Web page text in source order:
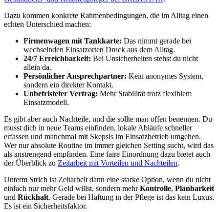
Dazu kommen konkrete Rahmenbedingungen, die im Alltag einen
echten Unterschied machen:
Firmenwagen mit Tankkarte: Das nimmt gerade bei
wechselnden Einsatzorten Druck aus dem Alltag.
24/7 Erreichbarkeit: Bei Unsicherheiten stehst du nicht
allein da.
Persönlicher Ansprechpartner: Kein anonymes System,
sondern ein direkter Kontakt.
Unbefristeter Vertrag: Mehr Stabilität trotz flexiblem
Einsatzmodell.
Es gibt aber auch Nachteile, und die sollte man offen benennen. Du
musst dich in neue Teams einfinden, lokale Abläufe schneller
erfassen und manchmal mit Skepsis im Einsatzbetrieb umgehen.
Wer nur absolute Routine im immer gleichen Setting sucht, wird das
als anstrengend empfinden. Eine faire Einordnung dazu bietet auch
der Überblick zu Zeitarbeit mit Vorteilen und Nachteilen.
Unterm Strich ist Zeitarbeit dann eine starke Option, wenn du nicht
einfach nur mehr Geld willst, sondern mehrKontrolle, Planbarkeit
und Rückhalt. Gerade bei Haftung in der Pflege ist das kein Luxus.
Es ist ein Sicherheitsfaktor.